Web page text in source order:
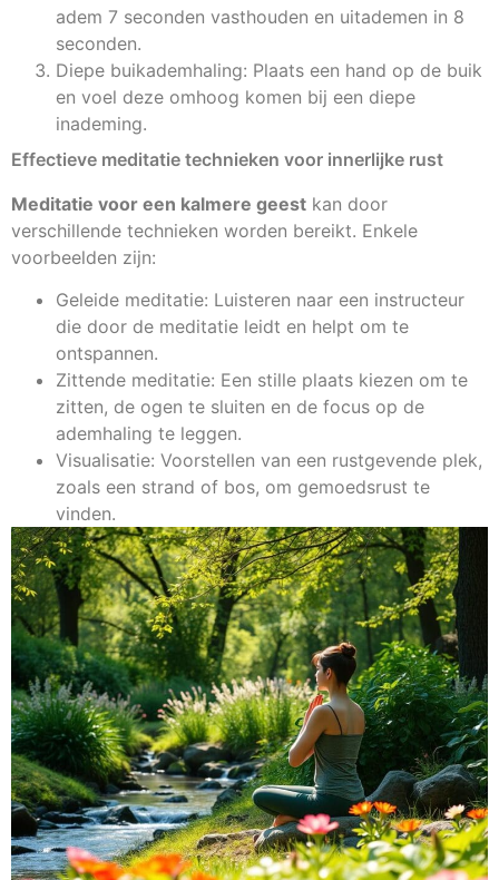
adem 7 seconden vasthouden en uitademen in 8
seconden.
Diepe buikademhaling: Plaats een hand op de buik
en voel deze omhoog komen bij een diepe
inademing.
Effectieve meditatie technieken voor innerlijke rust
Meditatie voor een kalmere geest kan door
verschillende technieken worden bereikt. Enkele
voorbeelden zijn:
Geleide meditatie: Luisteren naar een instructeur
die door de meditatie leidt en helpt om te
ontspannen.
Zittende meditatie: Een stille plaats kiezen om te
zitten, de ogen te sluiten en de focus op de
ademhaling te leggen.
Visualisatie: Voorstellen van een rustgevende plek,
zoals een strand of bos, om gemoedsrust te
vinden.